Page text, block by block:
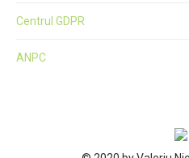
Centrul GDPR
ANPC